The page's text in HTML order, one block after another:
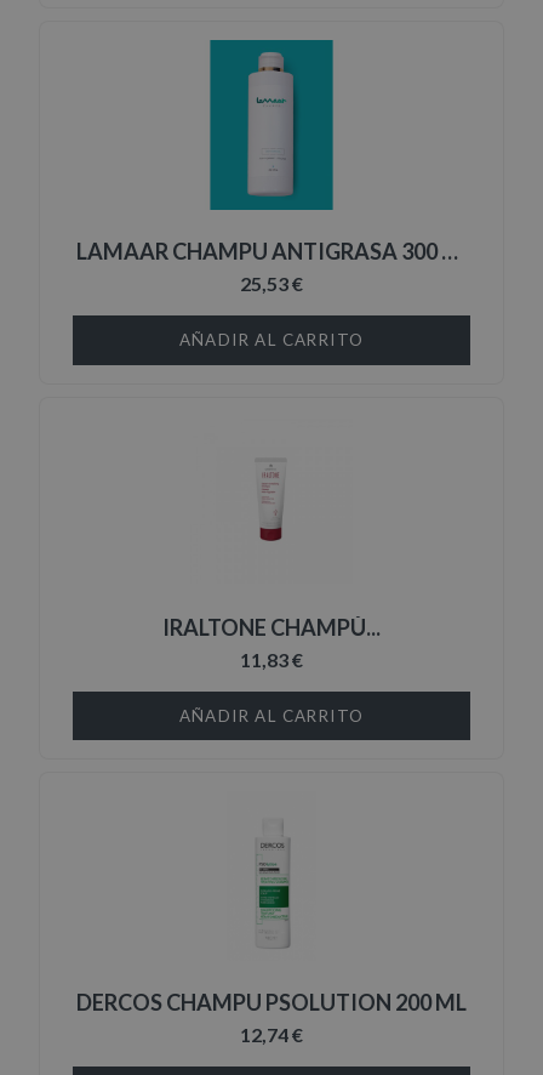
LAMAAR CHAMPU ANTIGRASA 300 ML
25,53 €
AÑADIR AL CARRITO
IRALTONE CHAMPÚ...
11,83 €
AÑADIR AL CARRITO
DERCOS CHAMPU PSOLUTION 200 ML
12,74 €